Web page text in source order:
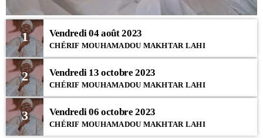
1 Vendredi 04 août 2023
CHÉRIF MOUHAMADOU MAKHTAR LAHI
2 Vendredi 13 octobre 2023
CHÉRIF MOUHAMADOU MAKHTAR LAHI
3 Vendredi 06 octobre 2023
CHÉRIF MOUHAMADOU MAKHTAR LAHI